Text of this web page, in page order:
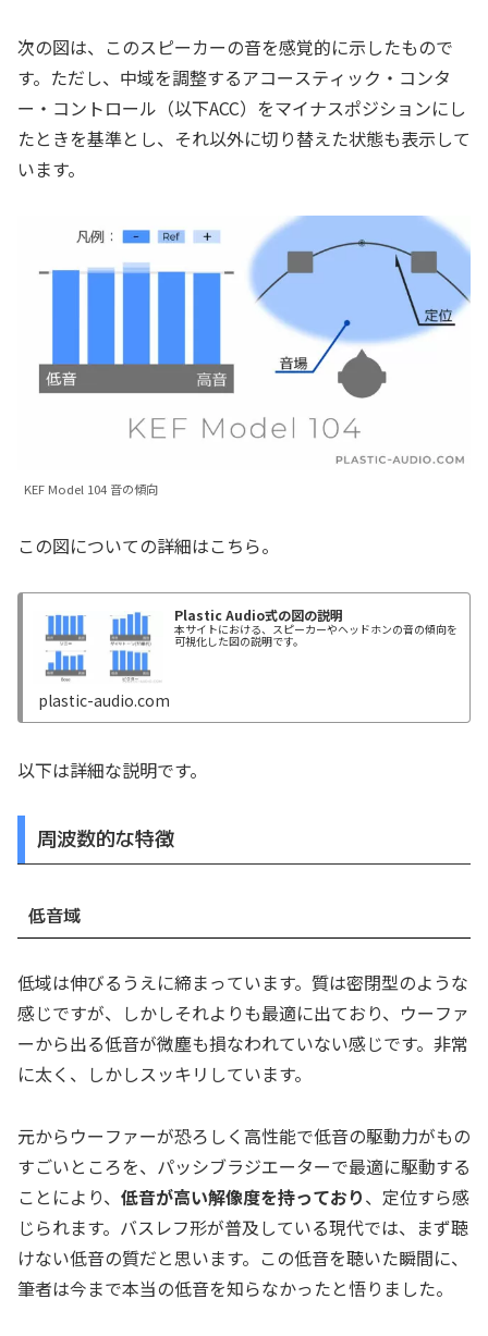
次の図は、このスピーカーの音を感覚的に示したもので
す。ただし、中域を調整するアコースティック・コンタ
ー・コントロール（以下ACC）をマイナスポジションにし
たときを基準とし、それ以外に切り替えた状態も表示して
います。
KEF Model 104 音の傾向
この図についての詳細はこちら。
Plastic Audio式の図の説明
本サイトにおける、スピーカーやヘッドホンの音の傾向を
可視化した図の説明です。
plastic-audio.com
以下は詳細な説明です。
周波数的な特徴
低音域
低域は伸びるうえに締まっています。質は密閉型のような
感じですが、しかしそれよりも最適に出ており、ウーファ
ーから出る低音が微塵も損なわれていない感じです。非常
に太く、しかしスッキリしています。
元からウーファーが恐ろしく高性能で低音の駆動力がもの
すごいところを、パッシブラジエーターで最適に駆動する
ことにより、 低音が高い解像度を持っており、定位すら感
じられます。バスレフ形が普及している現代では、まず聴
けない低音の質だと思います。この低音を聴いた瞬間に、
筆者は今まで本当の低音を知らなかったと悟りました。